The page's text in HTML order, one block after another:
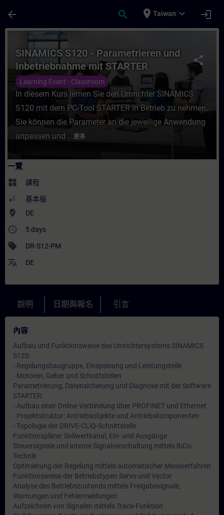
arrow_back search place Taiwan expand_more login
課程 - SINAMICS S120 - Parametrieren
share
SINAMICS S120 - Parametrieren und
Inbetriebnahme mit STARTER
(Präsenz-Training)
Learning Event - Classroom
In diesem Kurs lernen Sie den Umrichter SINAMICS
S120 mit dem PC-Tool STARTER in Betrieb zu nehmen.
Sie können die Parameter an die jeweilige Anwendung
anpassen und ...更多
一覽
widgets 課程
基本版
where_to_vote DE
access_time 5 days
sell DR-S12-PM
translate DE
說明 日期與報名 引言
內容
Aufbau und Funktionsweise des Umrichtersystems SINAMICS
S120:
- Regelungsbaugruppe, Einspeisung und Leistungsteile
- Motoren, Geber und Schnittstellen
Parametrierung, Datensicherung und Diagnose mit der Software
STARTER:
- Aufbau einer Online-Verbindung über PROFINET und Ethernet
- Projektstruktur: Antriebsobjekte und Antriebskomponenten
- Topologie der DRIVE-CLiQ-Schnittstelle
Funktionspläne: Sollwertkanal, Ein- und Ausgänge
Steuersignale und interne Signalverschaltung mittels BiCo-
Technik
Optimierung der Regelung mittels automatischer Messverfahren
Funktionsweise der Betriebstypen Servo und Vector
Analyse des Betriebszustands mittels Freigabesignale,
Warnungen und Fehlermeldungen
Aufzeichnen von Signalen mittels Trace-Funktion